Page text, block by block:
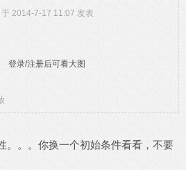
于 2014-7-17 11:07 发表
登录/注册后可看大图
。。。你换一个初始条件看看，不要